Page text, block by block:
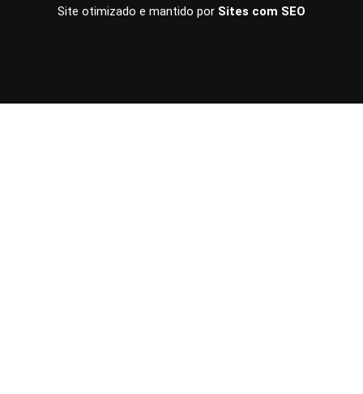
Site otimizado e mantido por Sites com SEO